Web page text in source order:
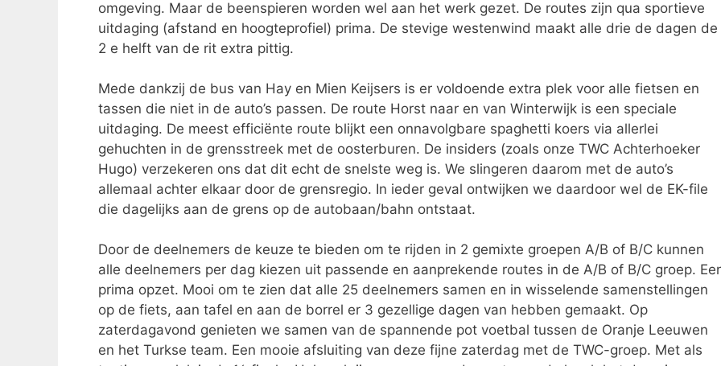
omgeving. Maar de beenspieren worden wel aan het werk gezet. De routes zijn qua sportieve
uitdaging (afstand en hoogteprofiel) prima. De stevige westenwind maakt alle drie de dagen de
2 e helft van de rit extra pittig.
Mede dankzij de bus van Hay en Mien Keijsers is er voldoende extra plek voor alle fietsen en
tassen die niet in de auto’s passen. De route Horst naar en van Winterwijk is een speciale
uitdaging. De meest efficiënte route blijkt een onnavolgbare spaghetti koers via allerlei
gehuchten in de grensstreek met de oosterburen. De insiders (zoals onze TWC Achterhoeker
Hugo) verzekeren ons dat dit echt de snelste weg is. We slingeren daarom met de auto’s
allemaal achter elkaar door de grensregio. In ieder geval ontwijken we daardoor wel de EK-file
die dagelijks aan de grens op de autobaan/bahn ontstaat.
Door de deelnemers de keuze te bieden om te rijden in 2 gemixte groepen A/B of B/C kunnen
alle deelnemers per dag kiezen uit passende en aanprekende routes in de A/B of B/C groep.
prima opzet. Mooi om te zien dat alle 25 deelnemers samen en in wisselende samenstellingen
op de fiets, aan tafel en aan de borrel er 3 gezellige dagen van hebben gemaakt. Op
zaterdagavond genieten we samen van de spannende pot voetbal tussen de Oranje Leeuwen
en het Turkse team. Een mooie afsluiting van deze fijne zaterdag met de TWC-groep. Met als